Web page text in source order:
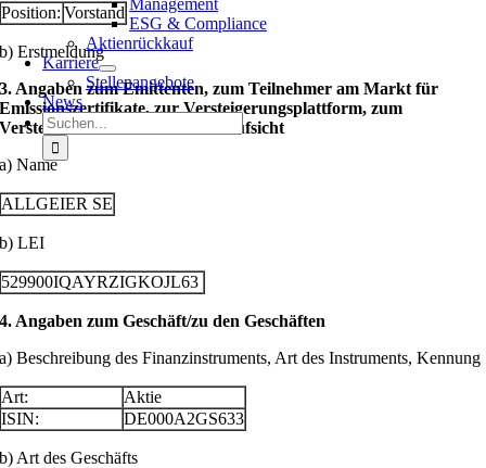
Management
ESG & Compliance
Aktienrückkauf
Karriere
Stellenangebote
News
Suche
nach:
Position: Vorstand
b) Erstmeldung
3. Angaben zum Emittenten, zum Teilnehmer am Markt für
Emissionszertifikate, zur Versteigerungsplattform, zum
Versteigerer oder zur Auktionsaufsicht
a) Name
ALLGEIER SE
b) LEI
529900IQAYRZIGKOJL63
4. Angaben zum Geschäft/zu den Geschäften
a) Beschreibung des Finanzinstruments, Art des Instruments, Kennung
Art:
Aktie
ISIN:
DE000A2GS633
b) Art des Geschäfts